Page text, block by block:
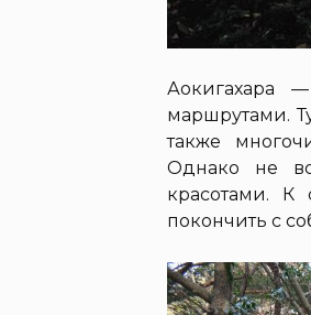
Аокигахара
маршрутами.
также
Однако не
красотами. К
покончить с